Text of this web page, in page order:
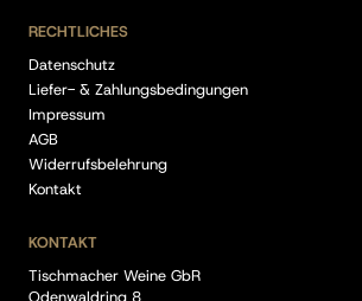
RECHTLICHES
Datenschutz
Liefer- & Zahlungsbedingungen
Impressum
AGB
Widerrufsbelehrung
Kontakt
KONTAKT
Tischmacher Weine GbR